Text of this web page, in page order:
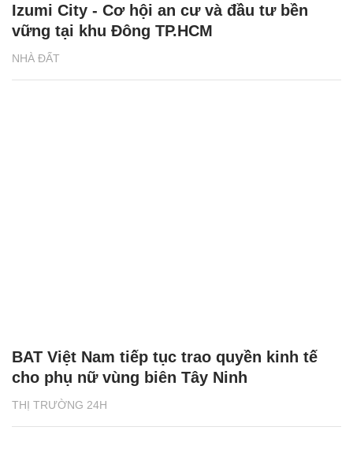
NHÀ ĐẤT
Izumi City - Cơ hội an cư và đầu tư bền
vững tại khu Đông TP.HCM
THỊ TRƯỜNG 24H
BAT Việt Nam tiếp tục trao quyền kinh tế
cho phụ nữ vùng biên Tây Ninh